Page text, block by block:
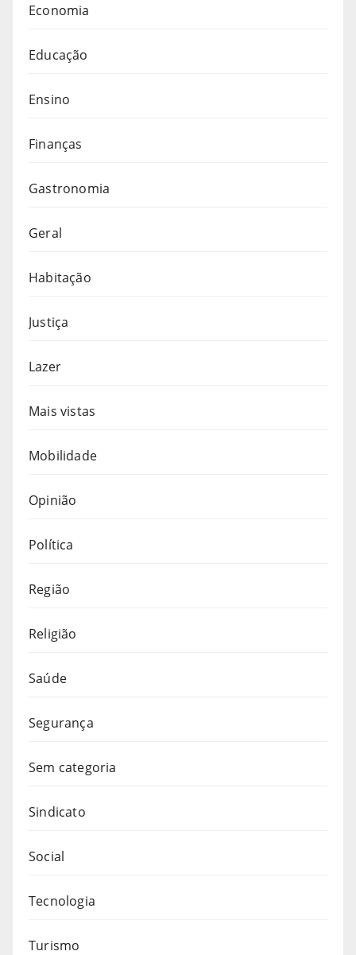
Economia
Educação
Ensino
Finanças
Gastronomia
Geral
Habitação
Justiça
Lazer
Mais vistas
Mobilidade
Opinião
Política
Região
Religião
Saúde
Segurança
Sem categoria
Sindicato
Social
Tecnologia
Turismo